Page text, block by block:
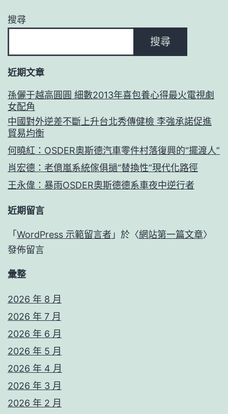
搜尋
搜尋
近期文章
孫儷于越高圓圓 細數2013年喜包養心得最火電視劇
女配角
中國對外逆差不斷上升台北秀傳健檢 李強承諾促進
貿易均衡
何曉紅：OSDER奧斯德汽車零件村落復興的“擺渡人”
肖宏德：老億嵐系統傢俱撾“替換性”現代化路徑
王永偉：暴雨OSDER奧斯德德系車夜中逆行者
近期留言
「 WordPress 示範留言者 」於〈網站第一篇文章〉
發佈留言
彙整
2026 年 8 月
2026 年 7 月
2026 年 6 月
2026 年 5 月
2026 年 4 月
2026 年 3 月
2026 年 2 月